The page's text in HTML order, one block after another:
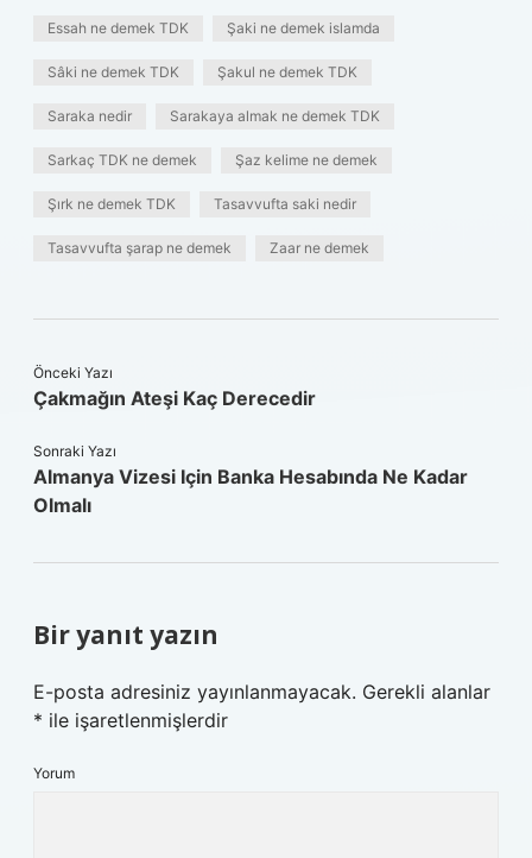
Essah ne demek TDK Şaki ne demek islamda
Sâki ne demek TDK Şakul ne demek TDK
Saraka nedir Sarakaya almak ne demek TDK
Sarkaç TDK ne demek Şaz kelime ne demek
Şırk ne demek TDK Tasavvufta saki nedir
Tasavvufta şarap ne demek Zaar ne demek
Önceki Yazı
Çakmağın Ateşi Kaç Derecedir
Sonraki Yazı
Almanya Vizesi Için Banka Hesabında Ne Kadar
Olmalı
Bir yanıt yazın
E-posta adresiniz yayınlanmayacak. Gerekli alanlar
* ile işaretlenmişlerdir
Yorum